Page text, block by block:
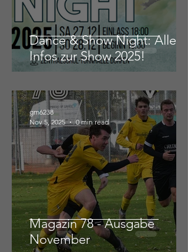
Dance & Show Night: Alle
Infos zur Show 2025!
Magazin 78 - Ausgabe
November
gm6238
Nov 5, 2025
0 min read